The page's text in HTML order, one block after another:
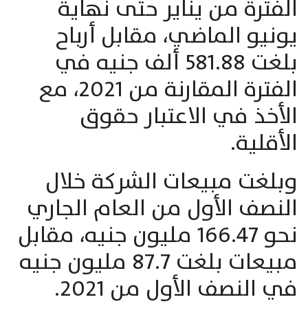
الفترة من يناير حتى نهاية
يونيو الماضي، مقابل أرباح
بلغت 581.88 ألف جنيه في
الفترة المقارنة من 2021، مع
الأخذ في الاعتبار حقوق
الأقلية.
وبلغت مبيعات الشركة خلال
النصف الأول من العام الجاري
نحو 166.47 مليون جنيه، مقابل
مبيعات بلغت 87.7 مليون جنيه
في النصف الأول من 2021.